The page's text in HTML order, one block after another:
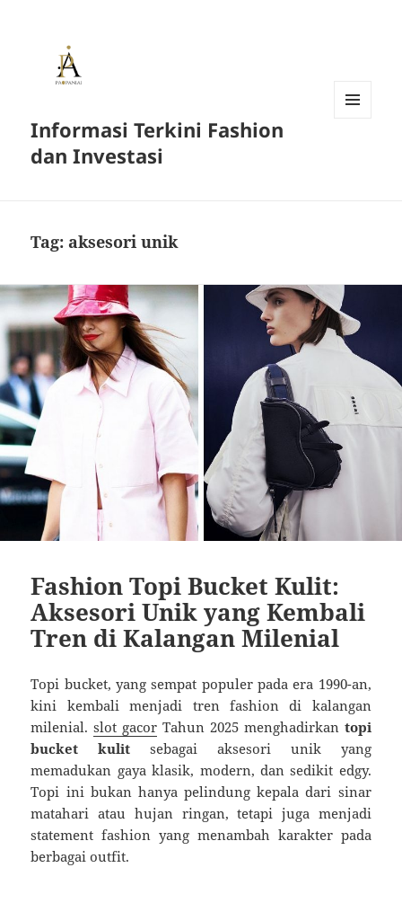
Informasi Terkini Fashion
dan Investasi
Tag: aksesori unik
Fashion Topi Bucket Kulit:
Aksesori Unik yang Kembali
Tren di Kalangan Milenial
Topi bucket, yang sempat populer pada era 1990-an,
kini kembali menjadi tren fashion di kalangan
milenial.slot gacor Tahun 2025 menghadirkan topi
bucket kulit sebagai aksesori unik yang
memadukan gaya klasik, modern, dan sedikit edgy.
Topi ini bukan hanya pelindung kepala dari sinar
matahari atau hujan ringan, tetapi juga menjadi
statement fashion yang menambah karakter pada
berbagai outfit.